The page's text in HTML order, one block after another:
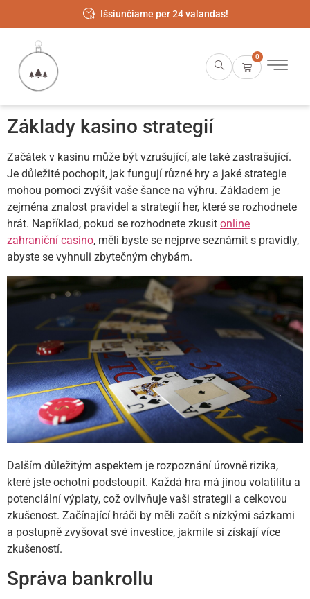
Išsiunčiame per 24 valandas!
0
Základy kasino strategií
Začátek v kasinu může být vzrušující, ale také zastrašující.
Je důležité pochopit, jak fungují různé hry a jaké strategie
mohou pomoci zvýšit vaše šance na výhru. Základem je
zejména znalost pravidel a strategií her, které se rozhodnete
hrát. Například, pokud se rozhodnete zkusit online
zahraniční casino, měli byste se nejprve seznámit s pravidly,
abyste se vyhnuli zbytečným chybám.
Dalším důležitým aspektem je rozpoznání úrovně rizika,
které jste ochotni podstoupit. Každá hra má jinou volatilitu a
potenciální výplaty, což ovlivňuje vaši strategii a celkovou
zkušenost. Začínající hráči by měli začít s nízkými sázkami
a postupně zvyšovat své investice, jakmile si získají více
zkušeností.
Správa bankrollu